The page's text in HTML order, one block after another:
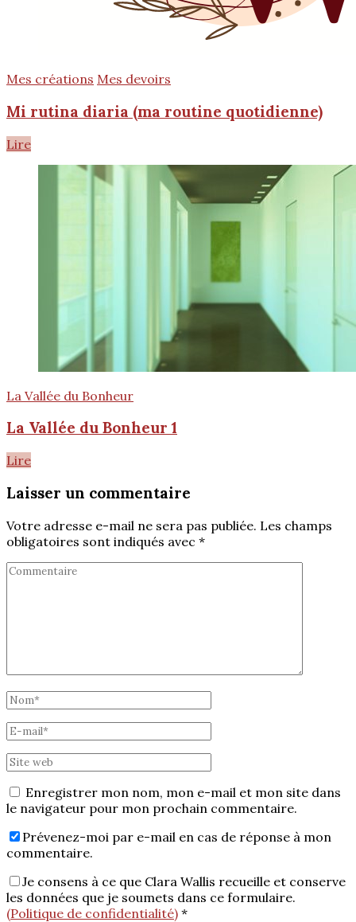
Mes créations Mes devoirs
Mi rutina diaria (ma routine quotidienne)
Lire
La Vallée du Bonheur
La Vallée du Bonheur 1
Lire
Laisser un commentaire
Votre adresse e-mail ne sera pas publiée. Les champs
obligatoires sont indiqués avec *
Enregistrer mon nom, mon e-mail et mon site dans
le navigateur pour mon prochain commentaire.
Prévenez-moi par e-mail en cas de réponse à mon
commentaire.
Je consens à ce que Clara Wallis recueille et conserve
les données que je soumets dans ce formulaire.
(Politique de confidentialité) *